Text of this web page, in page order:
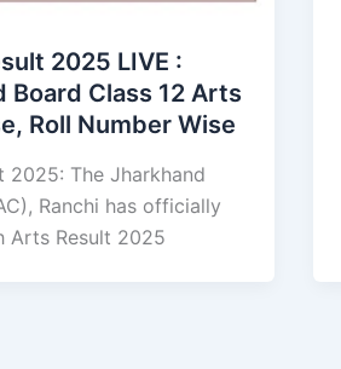
2025 LIVE :
Board Class 12 Arts
Roll Number Wise
2025: The Jharkhand
Ranchi has officially
Arts Result 2025